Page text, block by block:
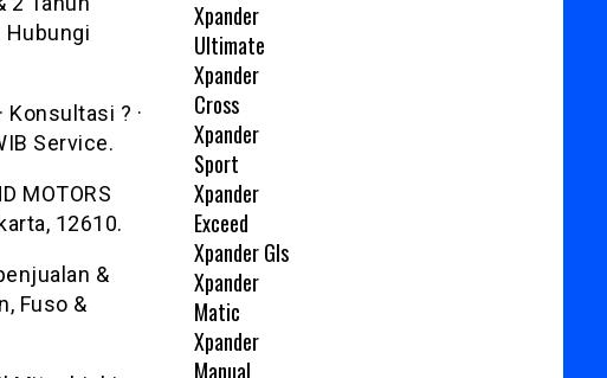
Hubungi
Konsultasi ? ·
Service.
MOTORS
12610.
&
Fuso &